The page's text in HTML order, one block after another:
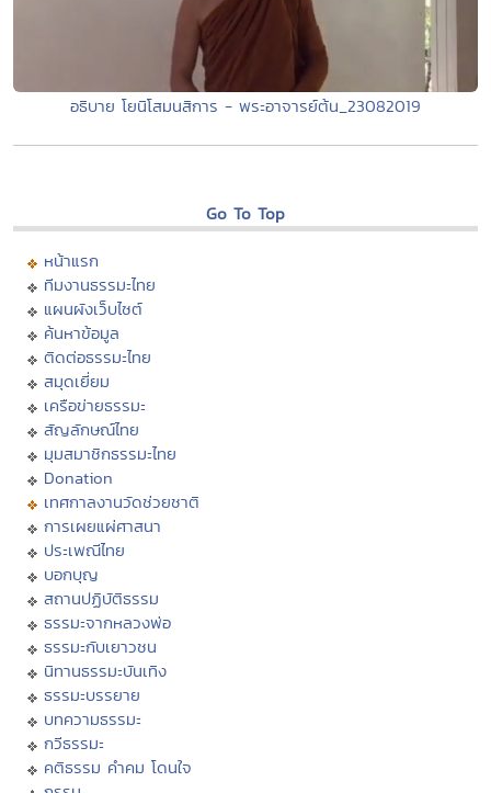
อธิบาย โยนิโสมนสิการ - พระอาจารย์ต้น_23082019
Go To Top
หน้าแรก
ทีมงานธรรมะไทย
แผนผังเว็บไซต์
ค้นหาข้อมูล
ติดต่อธรรมะไทย
สมุดเยี่ยม
เครือข่ายธรรมะ
สัญลักษณ์ไทย
มุมสมาชิกธรรมะไทย
Donation
เทศกาลงานวัดช่วยชาติ
การเผยแผ่ศาสนา
ประเพณีไทย
บอกบุญ
สถานปฏิบัติธรรม
ธรรมะจากหลวงพ่อ
ธรรมะกับเยาวชน
นิทานธรรมะบันเทิง
ธรรมะบรรยาย
บทความธรรมะ
กวีธรรมะ
คติธรรม คำคม โดนใจ